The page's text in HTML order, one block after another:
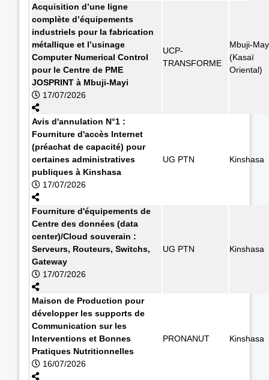
Acquisition d’une ligne
complète d’équipements
industriels pour la fabrication
métallique et l’usinage
Computer Numerical Control
pour le Centre de PME
JOSPRINT à Mbuji-Mayi
17/07/2026
UCP-
TRANSFORME
Mbuji-
(Kasaï
Oriental)
Avis d'annulation N°1 :
Fourniture d'accès Internet
(préachat de capacité) pour
certaines administratives
publiques à Kinshasa
17/07/2026
UG PTN Kinshasa
Fourniture d'équipements de
Centre des données (data
center)/Cloud souverain :
Serveurs, Routeurs, Switchs,
Gateway
17/07/2026
UG PTN Kinshasa
Maison de Production pour
développer les supports de
Communication sur les
Interventions et Bonnes
Pratiques Nutritionnelles
16/07/2026
PRONANUT Kinshasa